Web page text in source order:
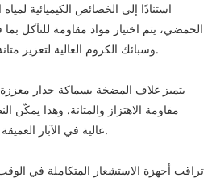
استنادًا إلى الخصائص الكيميائية
الحمضي، يتم اختيار مواد مقاومة للتآكل
وسبائك الكروم العالية لتعزيز متانة نظام الضخ ومقاومته للتآكل.
يتميز غلاف المضخة بسماكة جدار
مقاومة الاهتزاز والمتانة. وهذا
عالية في الآبار العميقة والأماكن الضيقة تحت الأرض.
تراقب أجهزة الاستشعار المتكاملة في